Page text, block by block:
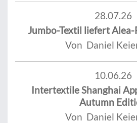
28.07.26
Jumbo-Textil liefert
Von Daniel
10.06.26
Intertextile Shanghai
Autumn
Von Daniel